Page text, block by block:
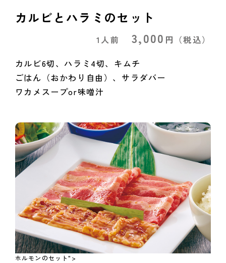
カルビとハラミのセット
1人前 3,000 円 （税込）
カルビ6切、ハラミ4切、キムチ
ごはん（おかわり自由）、サラダバー
ワカメスープor味噌汁
ホルモンのセット">